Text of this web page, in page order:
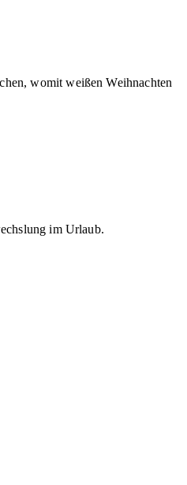
womit weißen Weihnachten
im Urlaub.